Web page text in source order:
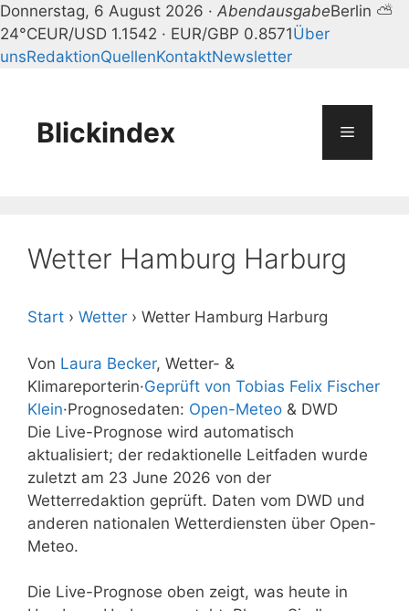
Donnerstag, 6 August 2026 · AbendausgabeBerlin ⛅
24°CEUR/USD 1.1542 · EUR/GBP 0.8571Über
unsRedaktionQuellenKontaktNewsletter
springenBlickindex Menü
Wetter Hamburg Harburg
Start › Wetter › Wetter Hamburg Harburg
Von Laura Becker, Wetter- &
Klimareporterin·Geprüft von Tobias Felix Fischer
Klein·Prognosedaten: Open-Meteo & DWD
Die Live-Prognose wird automatisch
aktualisiert; der redaktionelle Leitfaden wurde
zuletzt am 23 June 2026 von der
Wetterredaktion geprüft. Daten vom DWD und
anderen nationalen Wetterdiensten über Open-
Meteo.
Die Live-Prognose oben zeigt, was heute in